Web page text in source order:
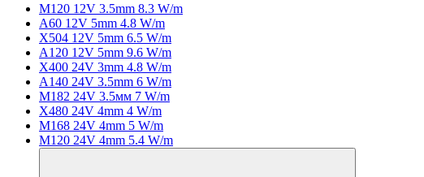
M120 12V 3.5mm 8.3 W/m
A60 12V 5mm 4.8 W/m
X504 12V 5mm 6.5 W/m
A120 12V 5mm 9.6 W/m
X400 24V 3mm 4.8 W/m
A140 24V 3.5mm 6 W/m
M182 24V 3.5мм 7 W/m
X480 24V 4mm 4 W/m
M168 24V 4mm 5 W/m
M120 24V 4mm 5.4 W/m